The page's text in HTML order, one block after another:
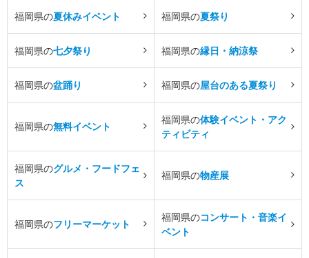
福岡県の夏休みイベント 福岡県の夏祭り
福岡県の七夕祭り 福岡県の縁日・納涼祭
福岡県の盆踊り 福岡県の屋台のある夏祭り
福岡県の無料イベント
福岡県の体験イベント・アク
ティビティ
福岡県のグルメ・フードフェ
ス
福岡県の物産展
福岡県のフリーマーケット
福岡県のコンサート・音楽イ
ベント